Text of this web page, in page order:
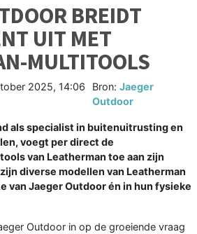
BREIDT
UIT MET
MULTITOOLS
2025, 14:06
Bron: Jaeger
Outdoor
als specialist in buitenuitrusting en
voegt per direct de
van Leatherman toe aan zijn
diverse modellen van Leatherman
van Jaeger Outdoor én in hun fysieke
Outdoor in op de groeiende vraag